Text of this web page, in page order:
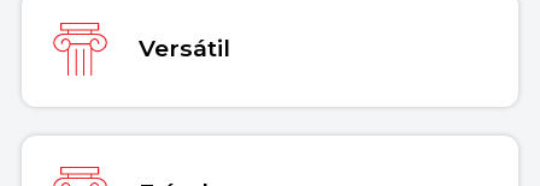
Versátil